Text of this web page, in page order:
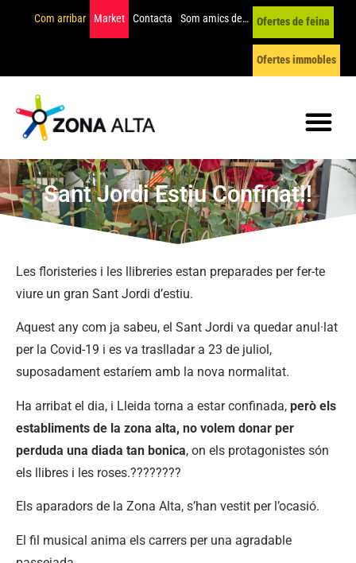
Com arribar Market Contacta Som amics de… Ofertes de feina
Ofertes immobles
Sant Jordi Estiu Confinat!!
Les floristeries i les llibreries estan preparades per fer-te
viure un gran Sant Jordi d’estiu.
Aquest any com ja sabeu, el Sant Jordi va quedar anul·lat
per la Covid-19 i es va traslladar a 23 de juliol,
suposadament estaríem amb la nova normalitat.
Ha arribat el dia, i Lleida torna a estar confinada, però els
establiments de la zona alta, no volem donar per
perduda una diada tan bonica, on els protagonistes són
els llibres i les roses.????????
Els aparadors de la Zona Alta, s’han vestit per l’ocasió.
El fil musical anima els carrers per una agradable